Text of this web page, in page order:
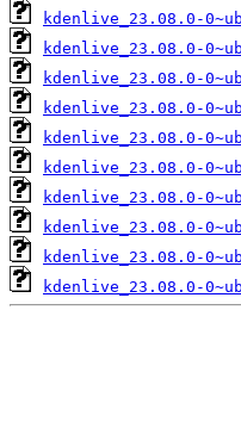
kdenlive_23.08.0-
kdenlive_23.08.0-
kdenlive_23.08.0-
kdenlive_23.08.0-
kdenlive_23.08.0-
kdenlive_23.08.0-
kdenlive_23.08.0-
kdenlive_23.08.0-
kdenlive_23.08.0-
kdenlive_23.08.0-